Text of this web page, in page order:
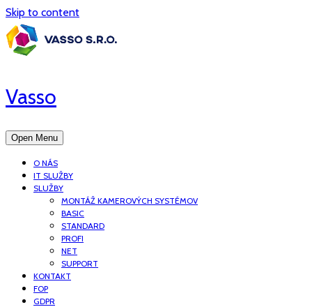
Skip to content
Vasso
Open Menu
O NÁS
IT SLUŽBY
SLUŽBY
MONTÁŽ KAMEROVÝCH SYSTÉMOV
BASIC
STANDARD
PROFI
NET
SUPPORT
KONTAKT
FOP
GDPR